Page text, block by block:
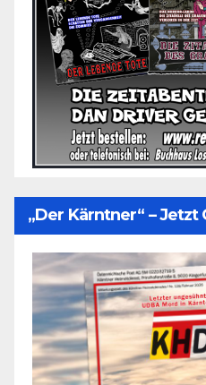
„Der Kärntner“ – Jetzt